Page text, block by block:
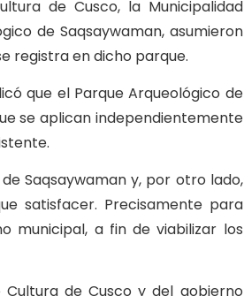
de Cusco, la Municipalidad
de Saqsaywaman, asumieron
registra en dicho parque.
que el Parque Arqueológico de
se aplican independientemente
Saqsaywaman y, por otro lado,
satisfacer. Precisamente para
municipal, a fin de viabilizar los
de Cusco y del gobierno